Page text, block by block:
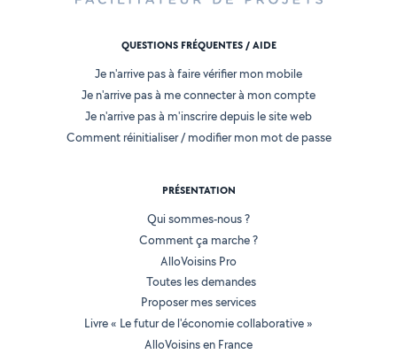
QUESTIONS FRÉQUENTES / AIDE
Je n'arrive pas à faire vérifier mon mobile
Je n'arrive pas à me connecter à mon compte
Je n'arrive pas à m'inscrire depuis le site web
Comment réinitialiser / modifier mon mot de passe
PRÉSENTATION
Qui sommes-nous ?
Comment ça marche ?
AlloVoisins Pro
Toutes les demandes
Proposer mes services
Livre « Le futur de l'économie collaborative »
AlloVoisins en France